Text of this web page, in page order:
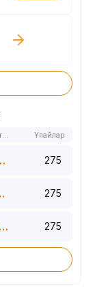
Ұпайлар
275
275
275